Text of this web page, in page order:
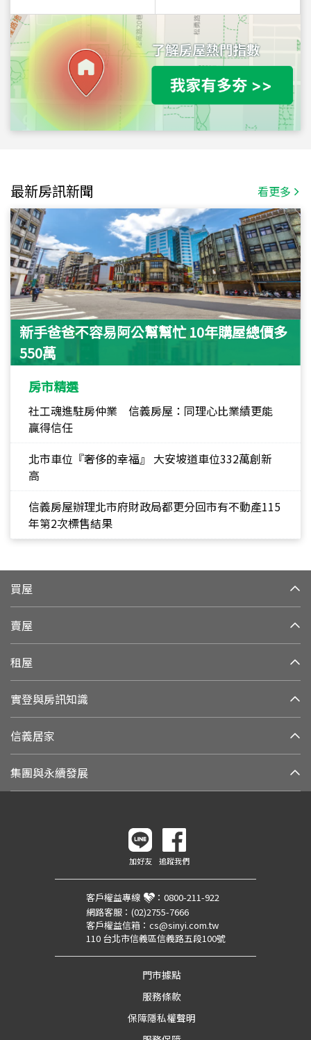
最新房訊新聞 看更多
新手爸爸不容易阿公幫幫忙 10年購屋總價多
550萬
房市精選
社工魂進駐房仲業 信義房屋：同理心比業績更能
贏得信任
北市車位『奢侈的幸福』 大安坡道車位332萬創新
高
信義房屋辦理北市府財政局都更分回市有不動產115
年第2次標售結果
買屋
賣屋
租屋
實登與房訊知識
信義居家
集團與永續發展
加好友 追蹤我們
客戶權益專線 ： 0800-211-922
網路客服： (02)2755-7666
客戶權益信箱： cs@sinyi.com.tw
110 台北市信義區信義路五段100號
門市據點
服務條款
保障隱私權聲明